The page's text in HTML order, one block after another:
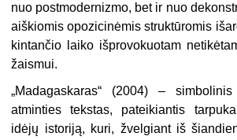
nuo postmodernizmo, bet ir nuo
aiškiomis opozicinėmis struktūromis
kintančio laiko išprovokuotam
žaismui.
„Madagaskaras“ (2004) –
atminties tekstas, pateikiantis
idėjų istoriją, kuri, žvelgiant iš